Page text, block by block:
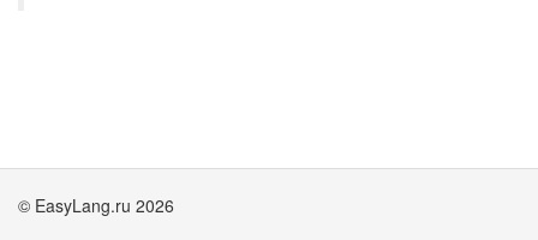
© EasyLang.ru 2026